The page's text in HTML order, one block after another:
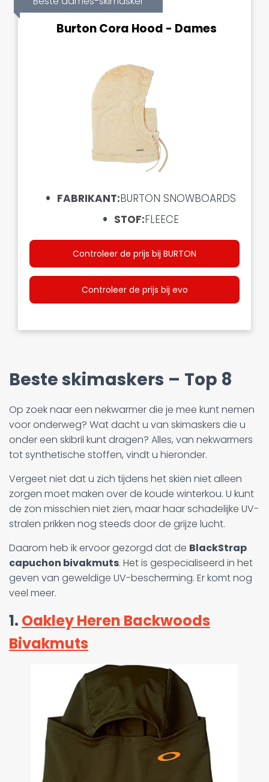
Burton Cora Hood - Dames
FABRIKANT:BURTON SNOWBOARDS
STOF:FLEECE
Controleer de prijs bij BURTON
Controleer de prijs bij evo
Beste skimaskers – Top 8
Op zoek naar een nekwarmer die je mee kunt nemen
voor onderweg? Wat dacht u van skimaskers die u
onder een skibril kunt dragen? Alles, van nekwarmers
tot synthetische stoffen, vindt u hieronder.
Vergeet niet dat u zich tijdens het skiën niet alleen
zorgen moet maken over de koude winterkou. U kunt
de zon misschien niet zien, maar haar schadelijke UV-
stralen prikken nog steeds door de grijze lucht.
Daarom heb ik ervoor gezorgd dat de BlackStrap
capuchon bivakmuts. Het is gespecialiseerd in het
geven van geweldige UV-bescherming. Er komt nog
veel meer.
1. Oakley Heren Backwoods
Bivakmuts